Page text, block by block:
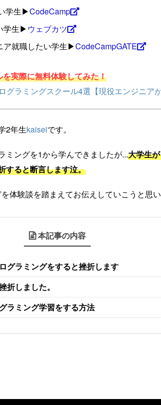
学生▶︎CodeCamp
学生▶︎ ウェブカツ
ア就職したい学生▶︎CodeCampGATE
実際に無料体験してみた！
グラミングスクール4選【現役エンジニアが
2年生kaiseiです。
ミングを1から学んできましたが...大学生
すると断言します泣。
体験談を踏まえてお伝えしていこうと思い
本記事の内容
グラミングをすると挫折します
折しました。
ラミング学習をする方法